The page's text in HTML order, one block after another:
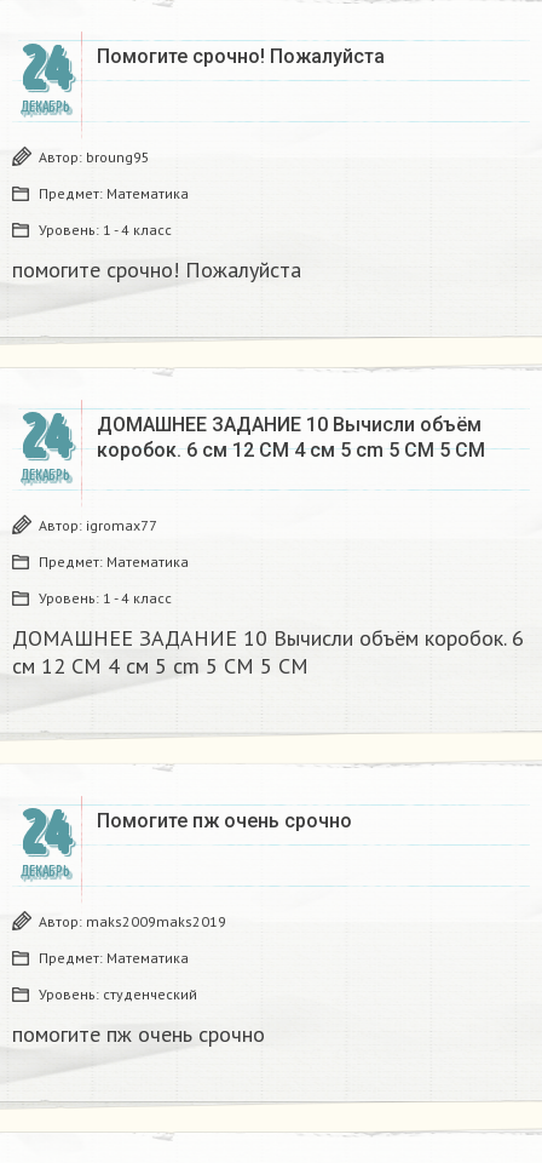
24
ДЕКАБРЬ
Помогите срочно! Пожалуйста
Автор: broung95
Предмет: Математика
Уровень: 1 - 4 класс
помогите срочно! Пожалуйста
24
ДЕКАБРЬ
ДОМАШНЕЕ ЗАДАНИЕ 10 Вычисли объём
коробок. 6 см 12 CM 4 см 5 cm 5 CM 5 CM​
Автор: igromax77
Предмет: Математика
Уровень: 1 - 4 класс
ДОМАШНЕЕ ЗАДАНИЕ 10 Вычисли объём коробок. 6
см 12 CM 4 см 5 cm 5 CM 5 CM​
24
ДЕКАБРЬ
Помогите пж очень срочно​
Автор: maks2009maks2019
Предмет: Математика
Уровень: студенческий
помогите пж очень срочно​